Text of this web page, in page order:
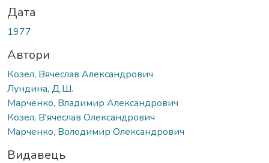
Дата
1977
Автори
Козел, Вячеслав Александрович
Лундина, Д.Ш.
Марченко, Владимир Александрович
Козел, В'ячеслав Олександрович
Марченко, Володимир Олександрович
Видавець